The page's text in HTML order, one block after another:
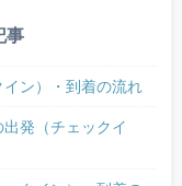
事
ン）・到着の流れ
発（チェックイ